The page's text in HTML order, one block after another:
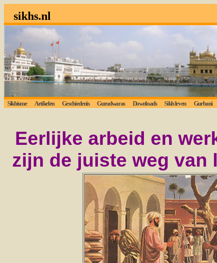
sikhs.nl
Sikhisme Artikelen Geschiedenis Gurudwaras Downloads Sikh leven Gurbani
Eerlijke arbeid en
zijn de juiste weg van